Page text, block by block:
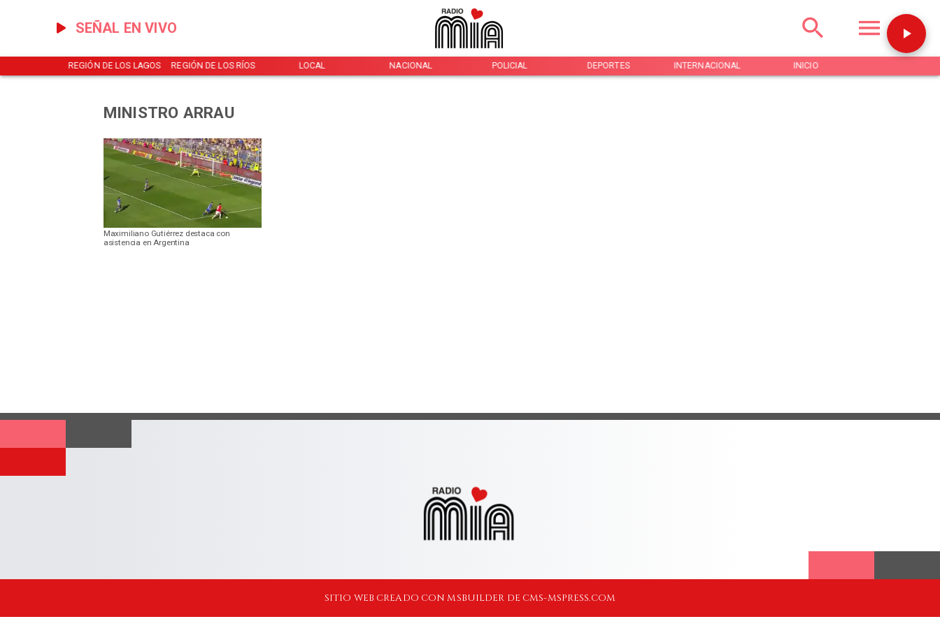
SEÑAL EN VIVO
REGIÓN DE LOS LAGOS REGIÓN DE LOS RÍOS LOCAL NACIONAL POLICIAL DEPORTES INTERNACIONAL INICIO
MINISTRO ARRAU
Maximiliano Gutiérrez destaca con
asistencia en Argentina
SITIO WEB CREADO CON MSBUILDER DE CMS-MSPRESS.COM